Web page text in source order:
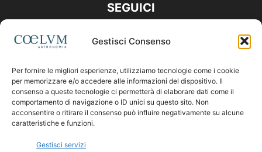
Gestisci Consenso
Per fornire le migliori esperienze, utilizziamo tecnologie come i cookie
per memorizzare e/o accedere alle informazioni del dispositivo. Il
consenso a queste tecnologie ci permetterà di elaborare dati come il
comportamento di navigazione o ID unici su questo sito. Non
acconsentire o ritirare il consenso può influire negativamente su alcune
caratteristiche e funzioni.
Gestisci servizi
SEGUICI